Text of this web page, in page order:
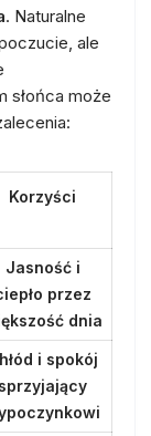
. Naturalne
ale
słońca może
Korzyści
Jasność i
przez
dnia
i spokój
sprzyjający